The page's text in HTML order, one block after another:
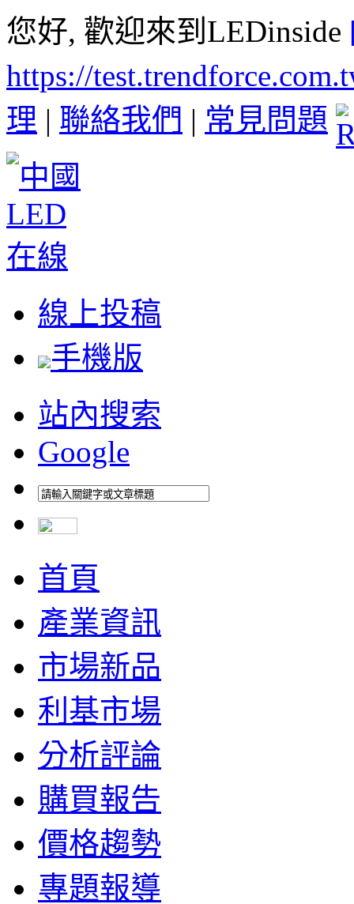
您好, 歡迎來到LEDinside
https://
理 | 聯絡我們 | 常見問題
線上投稿
手機版
站內搜索
Google
首頁
產業資訊
市場新品
利基市場
分析評論
購買報告
價格趨勢
專題報導